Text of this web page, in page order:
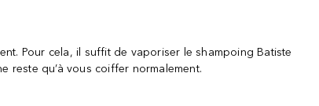
Pour cela, il suffit de vaporiser le shampoing Batiste
reste qu’à vous coiffer normalement.